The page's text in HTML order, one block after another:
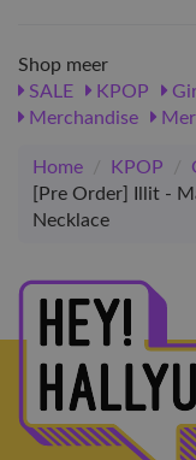
Shop meer
SALE
KPOP
Merchandise
Home / KPOP /
[Pre Order] Illit -
Necklace